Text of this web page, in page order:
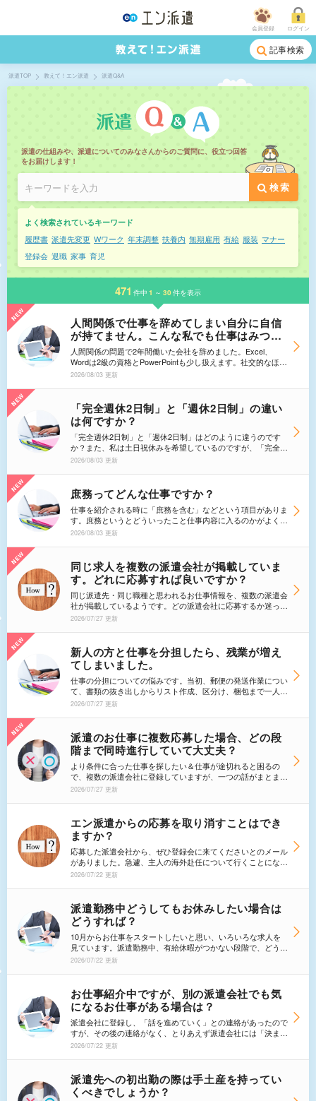
会員登録 ログイン
記事検索
派遣TOP 教えて！エン派遣 派遣Q&A
派遣の仕組みや、派遣についてのみなさんからのご質問に、役立つ回答
をお届けします！
検索
よく検索されているキーワード
履歴書 派遣先変更 Wワーク 年末調整 扶養内 無期雇用 有給 服装 マナー
登録会 退職 家事 育児
471 件中 1 ～ 30件を表示
人間関係で仕事を辞めてしまい自分に自信
が持てません。こんな私でも仕事はみつか
るでしょうか。
人間関係の問題で2年間働いた会社を辞めました。Excel、
Wordは2級の資格とPowerPointも少し扱えます。社交的なほう
ですが、人間関係を理由に仕事を辞めてから自分に自信が持て
2026/08/03 更新
「完全週休2日制」と「週休2日制」の違い
は何ですか？
「完全週休2日制」と「週休2日制」はどのように違うのです
か？また、私は土日祝休みを希望しているのですが、「完全週
休2日制＝土日祝休み」ということですか？
2026/08/03 更新
庶務ってどんな仕事ですか？
仕事を紹介される時に「庶務を含む」などという項目がありま
す。庶務というとどういったこと仕事内容に入るのかがよくわ
かりません。派遣会社にも訪ねましたが、「その会社により違
2026/08/03 更新
同じ求人を複数の派遣会社が掲載していま
す。どれに応募すれば良いですか？
同じ派遣先・同じ職種と思われるお仕事情報を、複数の派遣会
社が掲載しているようです。どの派遣会社に応募するか迷って
いるのですが、どうやって選ぶのが良いでしょうか？
2026/07/27 更新
新人の方と仕事を分担したら、残業が増え
てしまいました。
仕事の分担についての悩みです。当初、郵便の発送作業につい
て、書類の抜き出しからリスト作成、区分け、梱包まで一人で
やっていましたが、それでは大変だろうと、新人の方にリスト
作業が進んでしまい、私のところで停滞しないようにと、以前
より残業が増えてしまいました。 これではあまりにもつら
いので上司に、私との調整を考えた上で彼女の作業のスピード
を調節してほしいと相談しようと思います。ただ、その上司が
頑固なタイプで、今まで業務上の改善に応じてくれたことがあ
りません。そこで上司に相談してみたほうがいいか、それとも
いかアドバイスをお願いいたします。
2026/07/27 更新
派遣のお仕事に複数応募した場合、どの段
階まで同時進行していて大丈夫？
より条件に合った仕事を探したい＆仕事が途切れると困るの
で、複数の派遣会社に登録していますが、一つの話がまとまり
かけていると、他の会社の紹介を受けつづけていいのか悩んで
用が見送りになったときのために、いくつか同時進行で進めて
も良いのでしょうか？
2026/07/27 更新
エン派遣からの応募を取り消すことはでき
ますか？
応募した派遣会社から、ぜひ登録会に来てくださいとのメール
がありました。急遽、主人の海外赴任について行くことにな
り、登録会へは行けそうにありません。まだ登録会の予約もし
2026/07/22 更新
派遣勤務中どうしてもお休みしたい場合は
どうすれば？
10月からお仕事をスタートしたいと思い、いろいろな求人を
見ています。派遣勤務中、有給休暇がつかない段階で、どうし
てもお休みがいただきたい場合は、前もって申請してもよいも
事をしたいのですが、勤務契約を結んでよいのか迷ってしまい
ます。
2026/07/22 更新
お仕事紹介中ですが、別の派遣会社でも気
になるお仕事がある場合は？
派遣会社に登録し、「話を進めていく」との連絡があったので
すが、その後の連絡がなく、とりあえず派遣会社には「決まら
なかったらすぐ連絡がほしい」旨は伝えている状態です。
なってしまうのでしょうか。タブーな事なのですか？
2026/07/22 更新
派遣先への初出勤の際は手土産を持ってい
くべきでしょうか？